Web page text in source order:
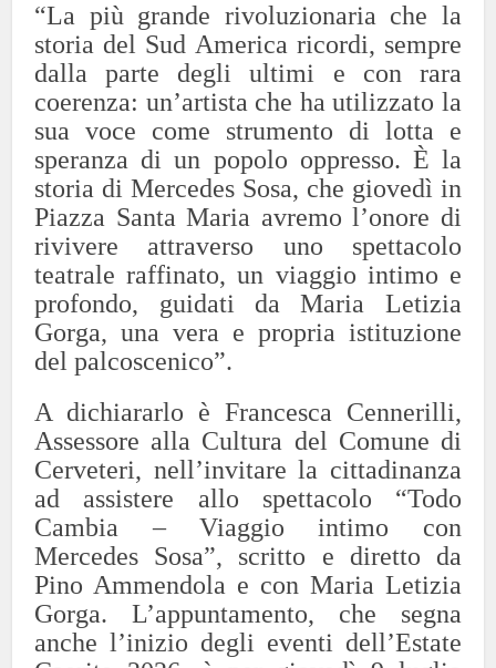
“La più grande rivoluzionaria che la
storia del Sud America ricordi, sempre
dalla parte degli ultimi e con rara
coerenza: un’artista che ha utilizzato la
sua voce come strumento di lotta e
speranza di un popolo oppresso. È la
storia di Mercedes Sosa, che giovedì in
Piazza Santa Maria avremo l’onore di
rivivere attraverso uno spettacolo
teatrale raffinato, un viaggio intimo e
profondo, guidati da Maria Letizia
Gorga, una vera e propria istituzione
del palcoscenico”.
A dichiararlo è Francesca Cennerilli,
Assessore alla Cultura del Comune di
Cerveteri, nell’invitare la cittadinanza
ad assistere allo spettacolo “Todo
Cambia – Viaggio intimo con
Mercedes Sosa”, scritto e diretto da
Pino Ammendola e con Maria Letizia
Gorga. L’appuntamento, che segna
anche l’inizio degli eventi dell’Estate